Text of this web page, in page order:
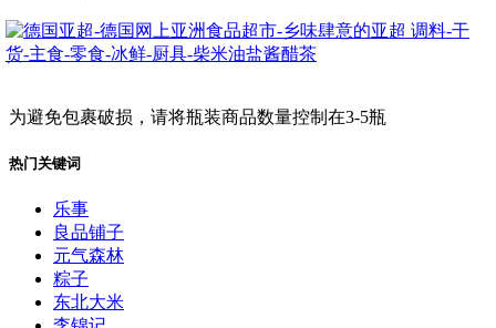
为避免包裹破损，请将瓶装商品数量控制在3-5瓶
热门关键词
乐事
良品铺子
元气森林
粽子
东北大米